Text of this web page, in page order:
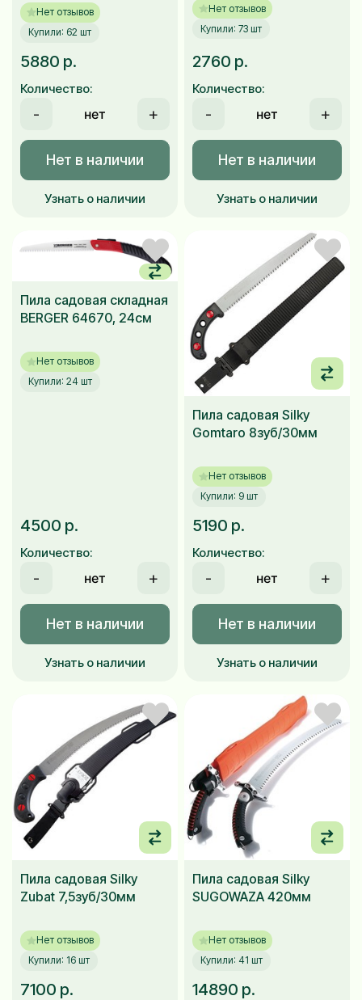
Нет отзывов
Купили: 62 шт
5880 р.
Количество:
- +
Нет в наличии
Узнать о наличии
Нет отзывов
Купили: 73 шт
2760 р.
Количество:
- +
Нет в наличии
Узнать о наличии
Пила садовая складная
BERGER 64670, 24см
Нет отзывов
Купили: 24 шт
4500 р.
Количество:
- +
Нет в наличии
Узнать о наличии
Пила садовая Silky
Gomtaro 8зуб/30мм
Нет отзывов
Купили: 9 шт
5190 р.
Количество:
- +
Нет в наличии
Узнать о наличии
Пила садовая Silky
Zubat 7,5зуб/30мм
Нет отзывов
Купили: 16 шт
7100 р.
Пила садовая Silky
SUGOWAZA 420мм
Нет отзывов
Купили: 41 шт
14890 р.